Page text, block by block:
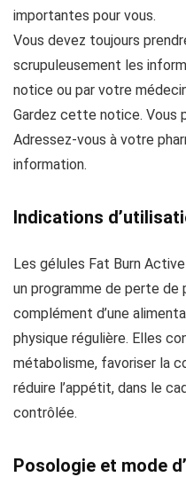
importantes pour vous.
Vous devez toujours
scrupuleusement les
notice ou par votre
Gardez cette notice. Vous
Adressez-vous à votre
information.
Indications
Les gélules Fat Burn
un programme de perte de
complément d’une
physique régulière. Elles
métabolisme, favoriser la
réduire l’appétit, dans le
contrôlée.
Posologie et mode